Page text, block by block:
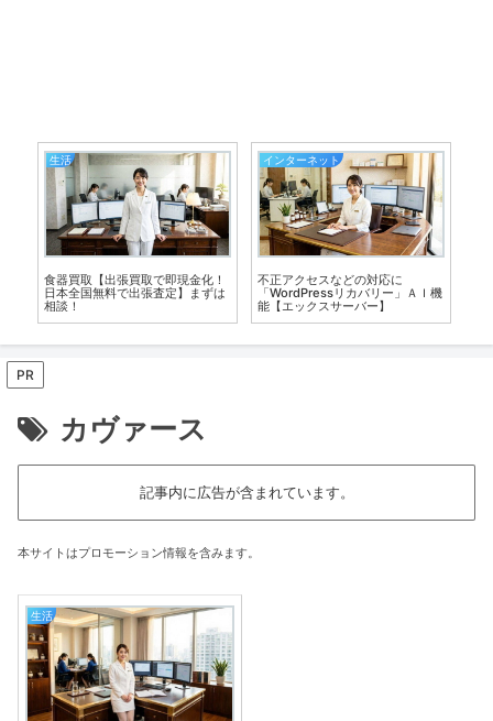
生活
食器買取【出張買取で即現金化！
日本全国無料で出張査定】まずは
相談！
インターネット
不正アクセスなどの対応に
「WordPressリカバリー」ＡＩ機
能【エックスサーバー】
PR
カヴァース
記事内に広告が含まれています。
本サイトはプロモーション情報を含みます。
生活